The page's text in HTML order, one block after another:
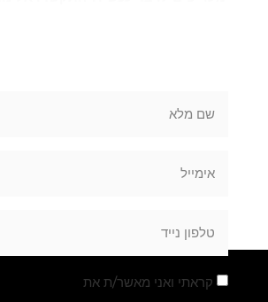
קראתי ואני מאשר/ת את